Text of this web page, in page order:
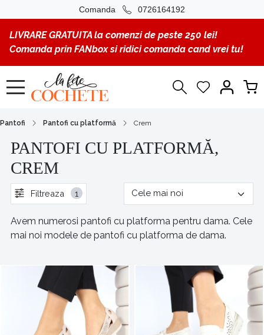
Comanda 0726164192
LIVRARE GRATUITA la comenzi de peste 250 lei!
Comanda prin FANbox si ridici comanda cand vrei tu!
Pantofi Pantofi cu platformă Crem
PANTOFI CU PLATFORMĂ,
CREM
Filtreaza 1
Avem numerosi pantofi cu platforma pentru dama. Cele
mai noi modele de pantofi cu platforma de dama.